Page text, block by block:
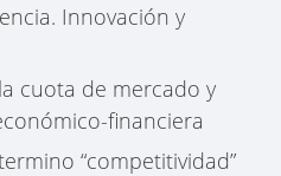
Innovación y
cuota de mercado y
financiera
“competitividad”